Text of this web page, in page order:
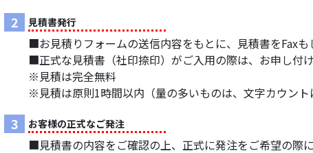
2 見積書発行
■お見積りフォームの送信内容をもとに、見積書をFaxも
■正式な見積書（社印捺印）がご入用の際は、お申し付
※見積は完全無料
※見積は原則1時間以内（量の多いものは、文字カウント
3 お客様の正式なご発注
■見積書の内容をご確認の上、正式に発注をご希望の際